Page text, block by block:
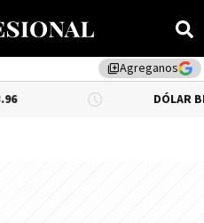
library_addAgreganos
DÓLAR BNA 0.34%